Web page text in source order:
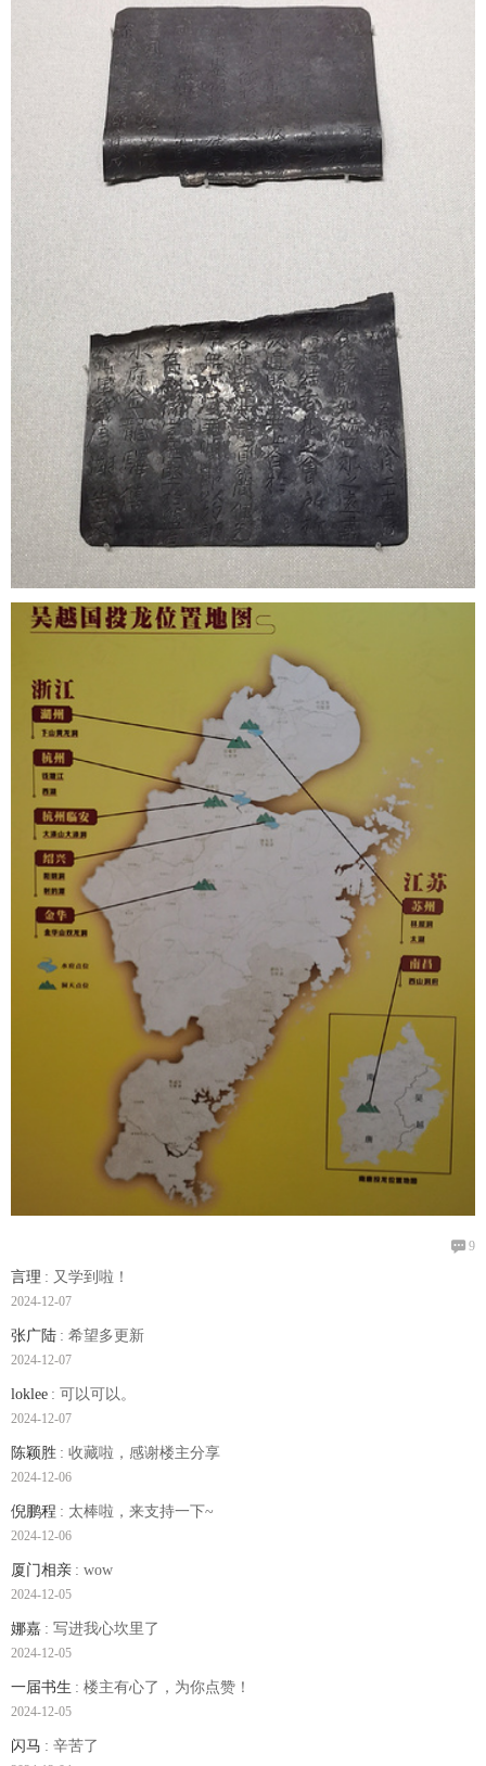
 9
言理 : 又学到啦！
2024-12-07
张广陆 : 希望多更新
2024-12-07
loklee : 可以可以。
2024-12-07
陈颖胜 : 收藏啦，感谢楼主分享
2024-12-06
倪鹏程 : 太棒啦，来支持一下~
2024-12-06
厦门相亲 : wow
2024-12-05
娜嘉 : 写进我心坎里了
2024-12-05
一届书生 : 楼主有心了，为你点赞！
2024-12-05
闪马 : 辛苦了